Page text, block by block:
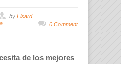
by Lisard
0 Comment
de los mejores